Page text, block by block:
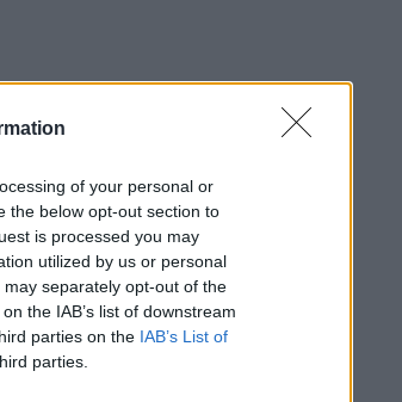
of your personal or
the below opt-out section to
is processed you may
utilized by us or personal
separately opt-out of the
the IAB’s list of downstream
parties on the IAB’s List of
parties.
Balázs miniszternek címeznek.